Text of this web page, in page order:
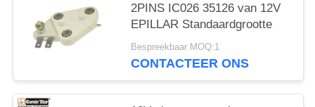
2PINS IC026 35126 van 12V
EPILLAR Standaardgrootte
Bespreekbaar MOQ:1
CONTACTEER ONS